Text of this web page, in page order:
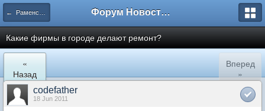
← Раменское Форум Новостройки
Какие фирмы в городе делают ремонт?
«
Назад
Вперед
»
codefather
18 Jun 2011